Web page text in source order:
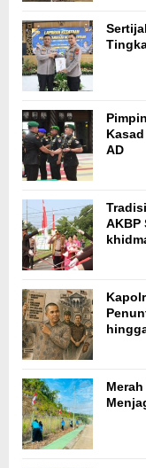
AD
AKBP